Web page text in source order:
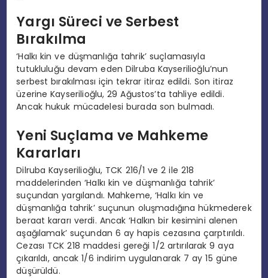
Yargı Süreci ve Serbest
Bırakılma
‘Halkı kin ve düşmanlığa tahrik’ suçlamasıyla
tutukluluğu devam eden Dilruba Kayserilioğlu’nun
serbest bırakılması için tekrar itiraz edildi. Son itiraz
üzerine Kayserilioğlu, 29 Ağustos’ta tahliye edildi.
Ancak hukuk mücadelesi burada son bulmadı.
Yeni Suçlama ve Mahkeme
Kararları
Dilruba Kayserilioğlu, TCK 216/1 ve 2 ile 218
maddelerinden ‘Halkı kin ve düşmanlığa tahrik’
suçundan yargılandı. Mahkeme, ‘Halkı kin ve
düşmanlığa tahrik’ suçunun oluşmadığına hükmederek
beraat kararı verdi. Ancak ‘Halkın bir kesimini alenen
aşağılamak’ suçundan 6 ay hapis cezasına çarptırıldı.
Cezası TCK 218 maddesi gereği 1/2 artırılarak 9 aya
çıkarıldı, ancak 1/6 indirim uygulanarak 7 ay 15 güne
düşürüldü.